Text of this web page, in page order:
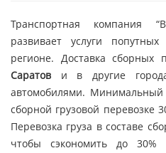
Транспортная компания
развивает услуги
регионе. Доставка сборных
Саратов и в другие
автомобилями.
сборной грузовой перевозке
Перевозка груза в составе
чтобы сэкономить до